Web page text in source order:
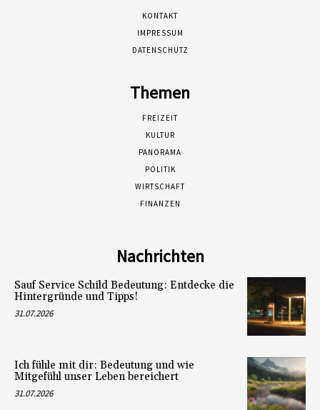
KONTAKT
IMPRESSUM
DATENSCHUTZ
Themen
FREIZEIT
KULTUR
PANORAMA
POLITIK
WIRTSCHAFT
FINANZEN
Nachrichten
Sauf Service Schild Bedeutung: Entdecke die
Hintergründe und Tipps!
31.07.2026
Ich fühle mit dir: Bedeutung und wie
Mitgefühl unser Leben bereichert
31.07.2026